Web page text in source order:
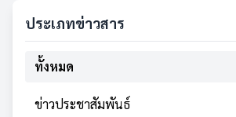
ประเภทข่าวสาร
ทั้งหมด
ข่าวประชาสัมพันธ์